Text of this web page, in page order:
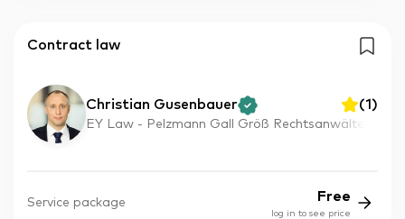
Contract law
Christian Gusenbauer (1)
EY Law - Pelzmann Gall Größ Rechtsanwälte
Service package Free
log in to see price